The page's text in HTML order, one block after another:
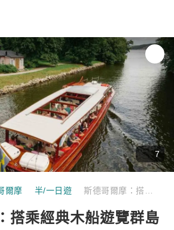
7
爾摩 半/一日遊
搭乘經典木船遊覽群島